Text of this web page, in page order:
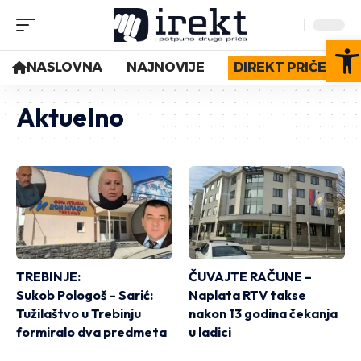
NASLOVNA NAJNOVIJE DIREKT PRIČE
Aktuelno
TREBINJE:
Sukob Pologoš – Sarić:
Tužilaštvo u Trebinju
formiralo dva predmeta
ČUVAJTE RAČUNE –
Naplata RTV takse
nakon 13 godina čekanja
u ladici